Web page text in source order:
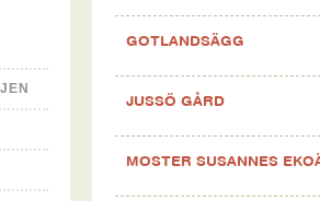
GOTLANDSÄGG
JUSSÖ GÅRD
MOSTER SUSANNES